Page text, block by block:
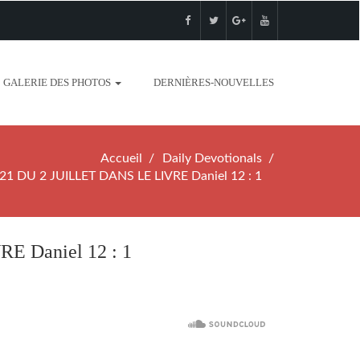
GALERIE DES PHOTOS DERNIÈRES-NOUVELLES
Accueil
Daily Devotionals
DU 2 JUILLET DANS LE LIVRE Daniel 12 : 1
Daniel 12 : 1